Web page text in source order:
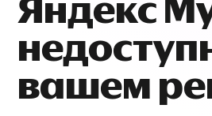
Яндекс
вашем